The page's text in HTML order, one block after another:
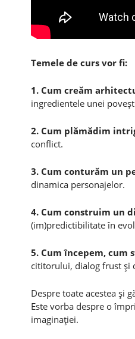
Temele de curs vor fi:
1. Cum creăm
ingredientele unei
2. Cum plămădim
conflict.
3. Cum conturăm un
dinamica personajelor.
4. Cum construim un
(im)predictibilitate în
5. Cum începem, cum
cititorului, dialog frust şi
Despre toate acestea şi
Este vorba despre o
imaginaţiei.